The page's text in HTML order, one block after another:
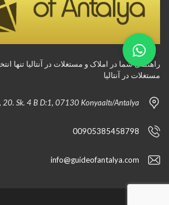
راهنمای شما در املاک و مستغلات در آنتالیا تنها
مستغلات در آنتالیا
20. Sk. 4 B D:1, 07130 Konyaaltı/Antalya
00905385458798
info@guideofantalya.com